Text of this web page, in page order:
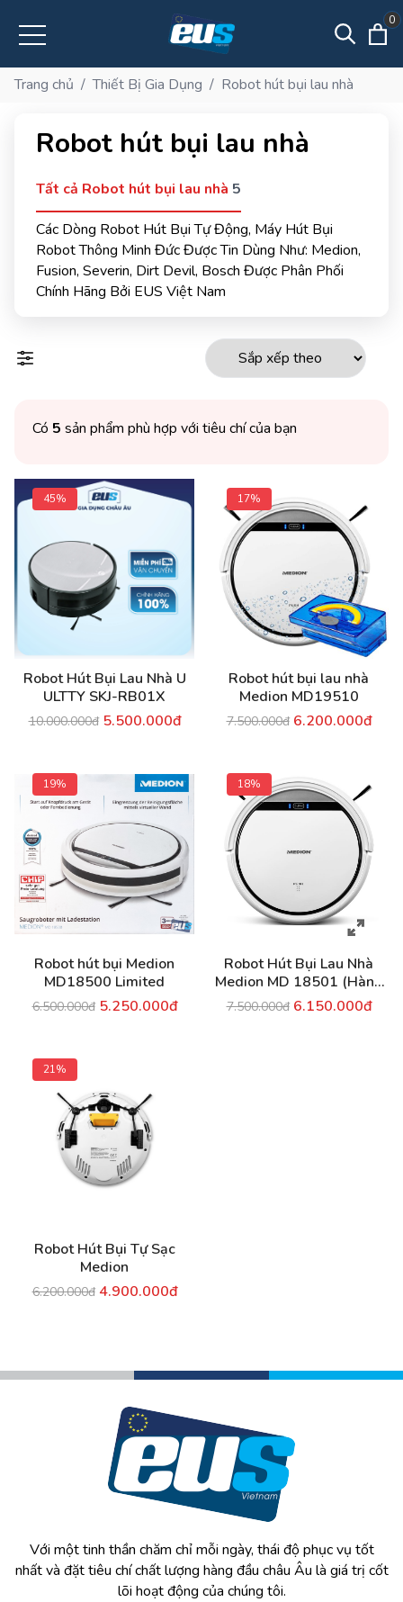
0
Trang chủ / Thiết Bị Gia Dụng / Robot hút bụi lau nhà
Robot hút bụi lau nhà
Tất cả Robot hút bụi lau nhà 5
Các Dòng Robot Hút Bụi Tự Động, Máy Hút Bụi
Robot Thông Minh Đức Được Tin Dùng Như: Medion,
Fusion, Severin, Dirt Devil, Bosch Được Phân Phối
Chính Hãng Bởi EUS Việt Nam
Có 5 sản phẩm phù hợp với tiêu chí của bạn
45%
Robot Hút Bụi Lau Nhà U
ULTTY SKJ-RB01X
10.000.000đ 5.500.000đ
17%
Robot hút bụi lau nhà
Medion MD19510
7.500.000đ 6.200.000đ
19%
Robot hút bụi Medion
MD18500 Limited
6.500.000đ 5.250.000đ
18%
Robot Hút Bụi Lau Nhà
Medion MD 18501 (Hàng
Nhập Khẩu Đức)
7.500.000đ 6.150.000đ
21%
Robot Hút Bụi Tự Sạc
Medion
6.200.000đ 4.900.000đ
Với một tinh thần chăm chỉ mỗi ngày, thái độ phục vụ tốt
nhất và đặt tiêu chí chất lượng hàng đầu châu Âu là giá trị cốt
lõi hoạt động của chúng tôi.